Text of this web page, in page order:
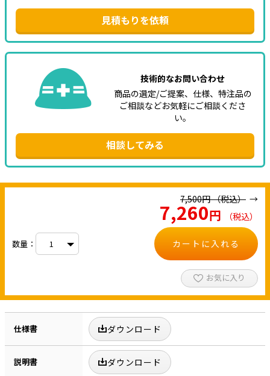
見積もりを依頼
技術的なお問い合わせ
商品の選定/ご提案、仕様、特注品の
ご相談などお気軽にご相談くださ
い。
相談してみる
7,500円（税込）
7,260円 （税込）
数量： カートに入れる
お気に入り
仕様書 ダウンロード
説明書 ダウンロード